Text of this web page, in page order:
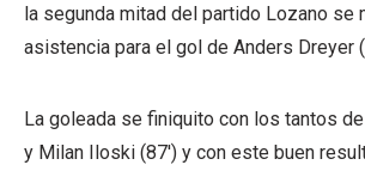
la segunda mitad del partido Lozano se
asistencia para el gol de Anders Dreyer
La goleada se finiquito con los tantos de
y Milan Iloski (87′) y con este buen